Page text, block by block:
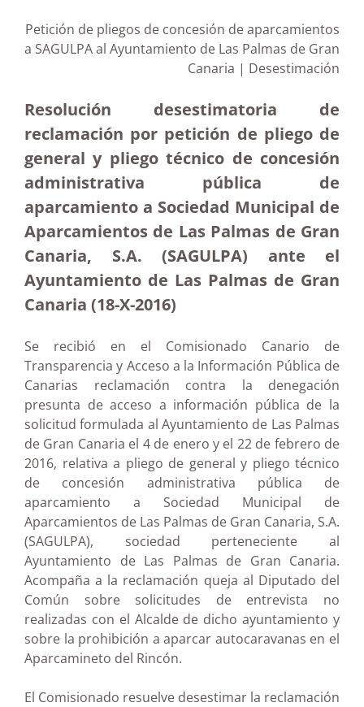
Petición de pliegos de concesión de aparcamientos
a SAGULPA al Ayuntamiento de Las Palmas de Gran
Canaria | Desestimación
Resolución desestimatoria de
reclamación por petición de pliego de
general y pliego técnico de concesión
administrativa pública de
aparcamiento a Sociedad Municipal de
Aparcamientos de Las Palmas de Gran
Canaria, S.A. (SAGULPA) ante el
Ayuntamiento de Las Palmas de Gran
Canaria (18-X-2016)
Se recibió en el Comisionado Canario de
Transparencia y Acceso a la Información Pública de
Canarias reclamación contra la denegación
presunta de acceso a información pública de la
solicitud formulada al Ayuntamiento de Las Palmas
de Gran Canaria el 4 de enero y el 22 de febrero de
2016, relativa a pliego de general y pliego técnico
de concesión administrativa pública de
aparcamiento a Sociedad Municipal de
Aparcamientos de Las Palmas de Gran Canaria, S.A.
(SAGULPA), sociedad perteneciente al
Ayuntamiento de Las Palmas de Gran Canaria.
Acompaña a la reclamación queja al Diputado del
Común sobre solicitudes de entrevista no
realizadas con el Alcalde de dicho ayuntamiento y
sobre la prohibición a aparcar autocaravanas en el
Aparcamineto del Rincón.
El Comisionado resuelve desestimar la reclamación